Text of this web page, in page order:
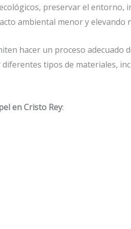
preservar el entorno,
ambiental menor y elevando
hacer un proceso adecuado
tipos de materiales,
en Cristo Rey: